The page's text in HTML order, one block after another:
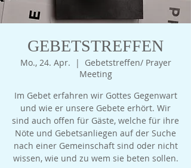
GEBETSTREFFEN
Mo., 24. Apr.
  |
Gebetstreffen/ Prayer
Meeting
Im Gebet erfahren wir Gottes Gegenwart
und wie er unsere Gebete erhört. Wir
sind auch offen für Gäste, welche für ihre
Nöte und Gebetsanliegen auf der Suche
nach einer Gemeinschaft sind oder nicht